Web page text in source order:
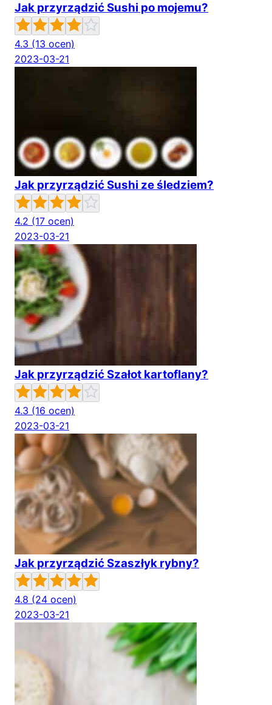
Jak przyrządzić Sushi po mojemu?
4.3 (13 ocen)
2023-03-21
Jak przyrządzić Sushi ze śledziem?
4.2 (17 ocen)
2023-03-21
Jak przyrządzić Szałot kartoflany?
4.3 (16 ocen)
2023-03-21
Jak przyrządzić Szaszłyk rybny?
4.8 (24 ocen)
2023-03-21